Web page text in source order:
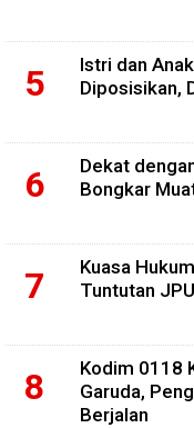
Istri dan
Diposisikan,
Dekat
Bongkar
Kuasa
Tuntutan
Kodim 0118
Garuda,
Berjalan